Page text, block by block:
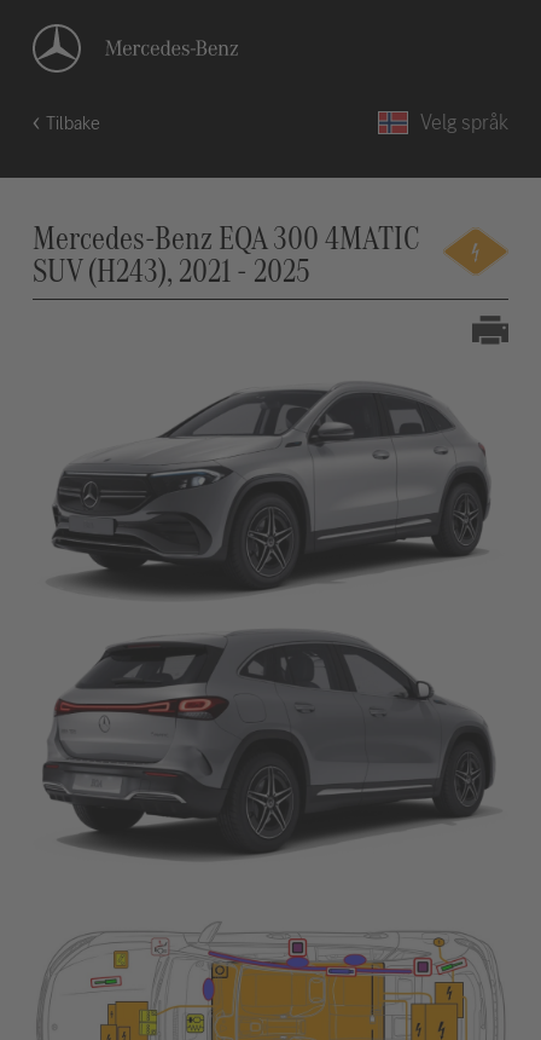
Tilbake Velg språk
Mercedes-Benz EQA 300 4MATIC
SUV (H243), 2021 - 2025